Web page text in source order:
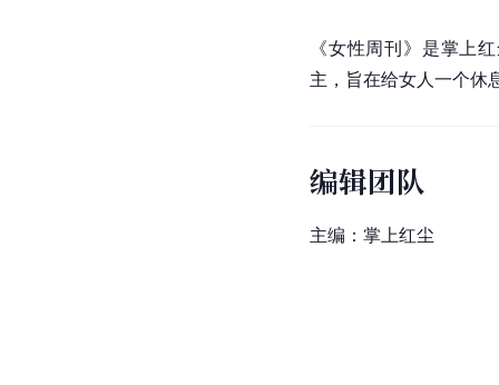
《女性周刊》是掌上
主，旨在给女人一个休
编辑团队
主编：掌上红尘